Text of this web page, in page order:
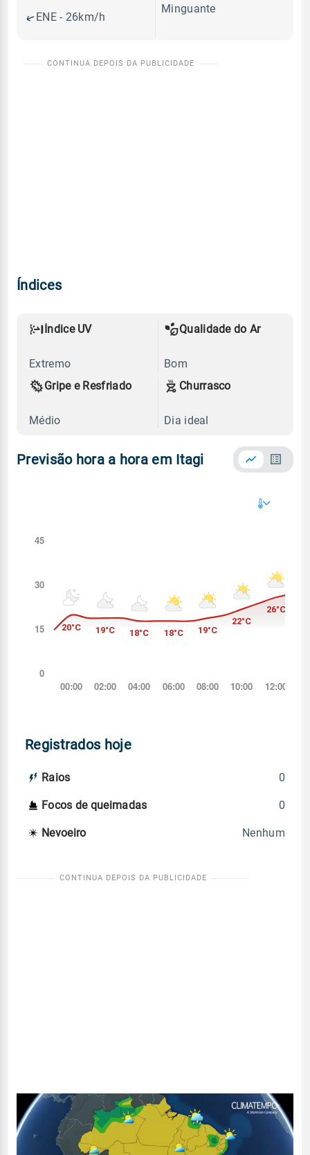
ENE - 26km/h
Minguante
Índices
Índice UV
Extremo
Qualidade do Ar
Bom
Gripe e Resfriado
Médio
Churrasco
Dia ideal
Previsão hora a hora em Itagi
Registrados hoje
Raios 0
Focos de queimadas 0
Nevoeiro Nenhum